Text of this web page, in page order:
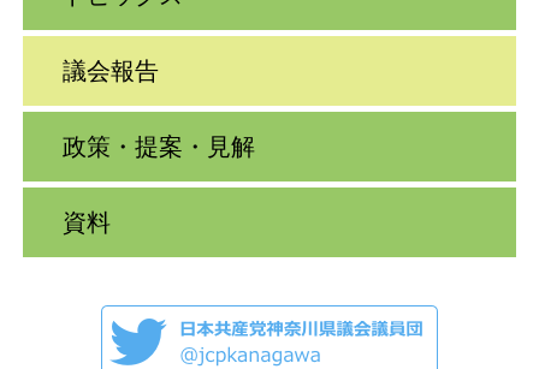
議会報告
政策・提案・見解
資料